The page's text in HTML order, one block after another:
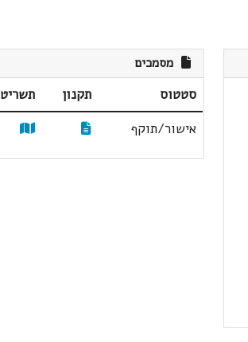
מסמכים
סטטוס תקנון תשריט
אישור/תוקף